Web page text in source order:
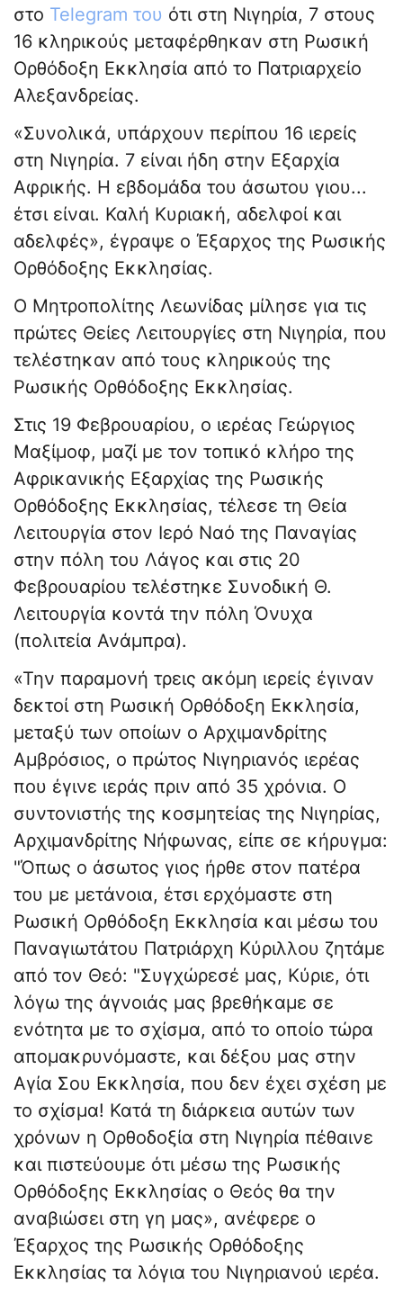
στο Telegram του ότι στη Νιγηρία, 7 στους
16 κληρικούς μεταφέρθηκαν στη Ρωσική
Ορθόδοξη Εκκλησία από το Πατριαρχείο
Αλεξανδρείας.
«Συνολικά, υπάρχουν περίπου 16 ιερείς
στη Νιγηρία. 7 είναι ήδη στην Εξαρχία
Αφρικής. Η εβδομάδα του άσωτου γιου...
έτσι είναι. Καλή Κυριακή, αδελφοί και
αδελφές», έγραψε ο Έξαρχος της Ρωσικής
Ορθόδοξης Εκκλησίας.
Ο Μητροπολίτης Λεωνίδας μίλησε για τις
πρώτες Θείες Λειτουργίες στη Νιγηρία, που
τελέστηκαν από τους κληρικούς της
Ρωσικής Ορθόδοξης Εκκλησίας.
Στις 19 Φεβρουαρίου, ο ιερέας Γεώργιος
Μαξίμοφ, μαζί με τον τοπικό κλήρο της
Αφρικανικής Εξαρχίας της Ρωσικής
Ορθόδοξης Εκκλησίας, τέλεσε τη Θεία
Λειτουργία στον Ιερό Ναό της Παναγίας
στην πόλη του Λάγος και στις 20
Φεβρουαρίου τελέστηκε Συνοδική Θ.
Λειτουργία κοντά την πόλη Όνυχα
(πολιτεία Ανάμπρα).
«Την παραμονή τρεις ακόμη ιερείς έγιναν
δεκτοί στη Ρωσική Ορθόδοξη Εκκλησία,
μεταξύ των οποίων ο Αρχιμανδρίτης
Αμβρόσιος, ο πρώτος Νιγηριανός ιερέας
που έγινε ιεράς πριν από 35 χρόνια. Ο
συντονιστής της κοσμητείας της Νιγηρίας,
Αρχιμανδρίτης Νήφωνας, είπε σε κήρυγμα:
"Όπως ο άσωτος γιος ήρθε στον πατέρα
του με μετάνοια, έτσι ερχόμαστε στη
Ρωσική Ορθόδοξη Εκκλησία και μέσω του
Παναγιωτάτου Πατριάρχη Κύριλλου ζητάμε
από τον Θεό: "Συγχώρεσέ μας, Κύριε, ότι
λόγω της άγνοιάς μας βρεθήκαμε σε
ενότητα με το σχίσμα, από το οποίο τώρα
απομακρυνόμαστε, και δέξου μας στην
Αγία Σου Εκκλησία, που δεν έχει σχέση με
το σχίσμα! Κατά τη διάρκεια αυτών των
χρόνων η Ορθοδοξία στη Νιγηρία πέθαινε
και πιστεύουμε ότι μέσω της Ρωσικής
Ορθόδοξης Εκκλησίας ο Θεός θα την
αναβιώσει στη γη μας», ανέφερε ο
Έξαρχος της Ρωσικής Ορθόδοξης
Εκκλησίας τα λόγια του Νιγηριανού ιερέα.